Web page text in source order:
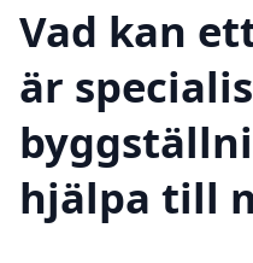
Vad kan
är
hjälpa till